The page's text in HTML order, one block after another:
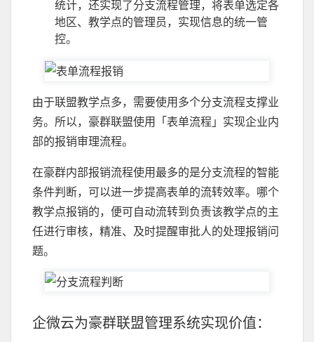
统计，还实现了分支流程管理，将表单选定各
地区、教学点的管理员，实现信息的统一管
控。
由于联盟教学点多，需要使用多个分支流程支撑业
务。所以，豪群联盟使用「表单流程」实现企业内
部的报销审理流程。
在豪群内部报销流程使用最多的是分支流程的智能
条件判断，可以进一步提高表单的流转效率。哪个
教学点报销的，便可自动流转到负责该教学点的主
任进行审核，精准、及时提醒审批人的处理报销问
题。
企微云为豪群联盟管理系统实现价值：